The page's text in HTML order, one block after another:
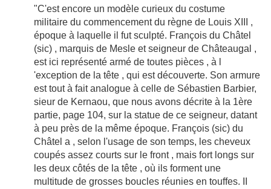
"C'est encore un modèle curieux du costume
militaire du commencement du règne de Louis XIII ,
époque à laquelle il fut sculpté. François du Châtel
(sic) , marquis de Mesle et seigneur de Châteaugal ,
est ici représenté armé de toutes pièces , à l
'exception de la tête , qui est découverte. Son armure
est tout à fait analogue à celle de Sébastien Barbier,
sieur de Kernaou, que nous avons décrite à la 1ère
partie, page 104, sur la statue de ce seigneur, datant
à peu près de la même époque. François (sic) du
Châtel a , selon l'usage de son temps, les cheveux
coupés assez courts sur le front , mais fort longs sur
les deux côtés de la tête , où ils forment une
multitude de grosses boucles réunies en touffes. II